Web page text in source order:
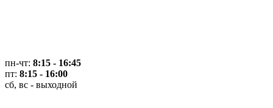
пн-чт: 8:15 - 16:45
пт: 8:15 - 16:00
сб, вс - выходной